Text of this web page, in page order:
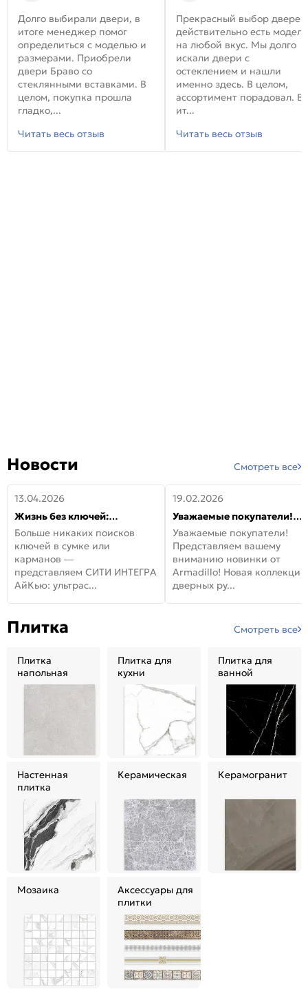
Долго выбирали двери, в
итоге менеджер помог
определиться с моделью и
размерами. Приобрели
двери Браво со
стеклянными вставками. В
целом, покупка прошла
гладко,...
Читать весь отзыв
Прекрасный выбор
действительно есть модели
на любой вкус. Мы долго
искали двери с
остеклением и нашли
именно здесь. В целом,
ассортимент порадовал. В
ит...
Читать весь отзыв
Новости Смотреть все
13.04.2026
Жизнь без ключей:
встречайте новую дверь
СИТИ ИНТЕГРА АйКью!
Больше никаких поисков
ключей в сумке или
карманов —
представляем СИТИ ИНТЕГРА
АйКью: ультрас...
19.02.2026
Уважаемые покупатели!
Представляем вашему
вниманию новинки от
Armadillo!
Уважаемые покупатели!
Представляем вашему
вниманию новинки от
Armadillo! Новая коллекция
дверных ру...
Плитка Смотреть все
Плитка
напольная
Плитка для
кухни
Плитка для
ванной
Настенная
плитка
Керамическая Керамогранит
Мозаика
Аксессуары для
плитки